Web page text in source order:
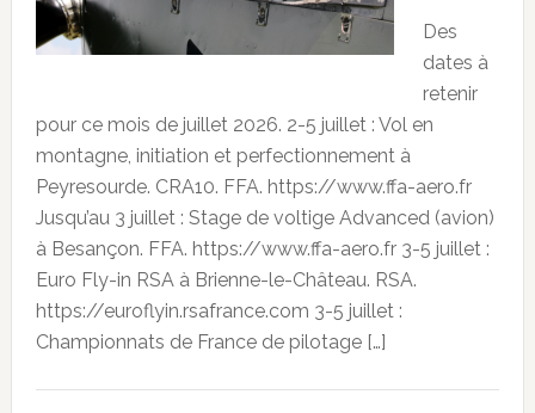
Des
dates à
retenir
pour ce mois de juillet 2026. 2-5 juillet : Vol en
montagne, initiation et perfectionnement à
Peyresourde. CRA10. FFA. https://www.ffa-aero.fr
Jusqu’au 3 juillet : Stage de voltige Advanced (avion)
à Besançon. FFA. https://www.ffa-aero.fr 3-5 juillet :
Euro Fly-in RSA à Brienne-le-Château. RSA.
https://euroflyin.rsafrance.com 3-5 juillet :
Championnats de France de pilotage […]